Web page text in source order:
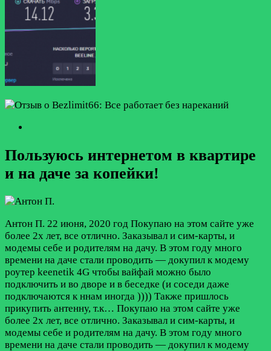
Пользуюсь интернетом в квартире
и на даче за копейки!
Антон П. 22 июня, 2020 год Покупаю на этом сайте уже
более 2х лет, все отлично. Заказывал и сим-карты, и
модемы себе и родителям на дачу. В этом году много
времени на даче стали проводить — докупил к модему
роутер keenetik 4G чтобы вайфай можно было
подключить и во дворе и в беседке (и соседи даже
подключаются к ннам иногда )))) Также пришлось
прикупить антенну, т.к… Покупаю на этом сайте уже
более 2х лет, все отлично. Заказывал и сим-карты, и
модемы себе и родителям на дачу. В этом году много
времени на даче стали проводить — докупил к модему